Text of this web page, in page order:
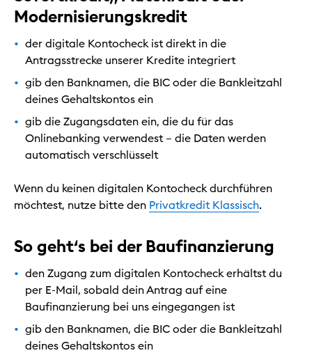
Modernisierungskredit
der digitale Kontocheck ist direkt in die
Antragsstrecke unserer Kredite integriert
gib den Banknamen, die BIC oder die Bankleitzahl
deines Gehaltskontos ein
gib die Zugangsdaten ein, die du für das
Onlinebanking verwendest – die Daten werden
automatisch verschlüsselt
Wenn du keinen digitalen Kontocheck durchführen
möchtest, nutze bitte den Privatkredit Klassisch.
So geht‘s bei der Baufinanzierung
den Zugang zum digitalen Kontocheck erhältst du
per E-Mail, sobald dein Antrag auf eine
Baufinanzierung bei uns eingegangen ist
gib den Banknamen, die BIC oder die Bankleitzahl
deines Gehaltskontos ein